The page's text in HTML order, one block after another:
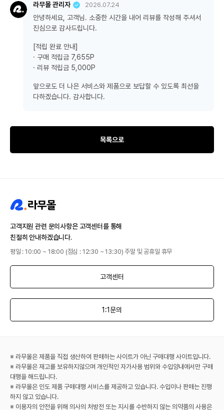
라무몰 관리자 2026.07.24
안녕하세요, 고객님. 소중한 시간을 내어 리뷰를 작성해 주셔서
진심으로 감사드립니다.
[적립 완료 안내]
· 구매 적립금 7,655P
· 리뷰 적립금 5,000P
앞으로도 더 나은 서비스와 제품으로 보답할 수 있도록 최선을
다하겠습니다. 감사합니다.
목록으로
고객지원 관련 문의사항은 고객센터를 통해
친절히 안내하겠습니다.
평일 : 10:00 ~ 18:00 (점심 : 12:30 ~ 13:30) 주말 및 공휴일 휴무
고객센터
1:1문의
※ 라무몰은 제품을 직접 생산하여 판매하는 사이트가 아닌 구매대행 사이트입니다.
※ 라무몰은 재고를 보유하지않으며 개인적인 자가사용 범위와 수입양내에서만 구매
대행을 해드립니다.
※ 라무몰은 인도 제품 구매대행 서비스를 제공하고 있습니다. 수입이나 판매는 진행
하지 않고 있습니다.
※ 이용자의 안전을 위해 의사의 처방전 또는 지시를 수반하지 않는 의약품의 사용은